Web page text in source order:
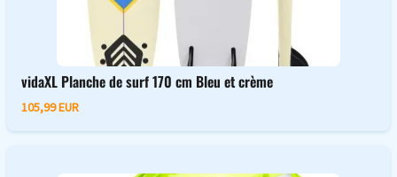
vidaXL Planche de surf 170 cm Bleu et crème
105,99 EUR